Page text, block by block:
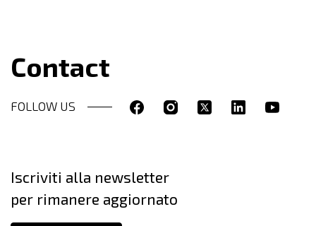
Contact
FOLLOW US
Iscriviti alla newsletter
per rimanere aggiornato